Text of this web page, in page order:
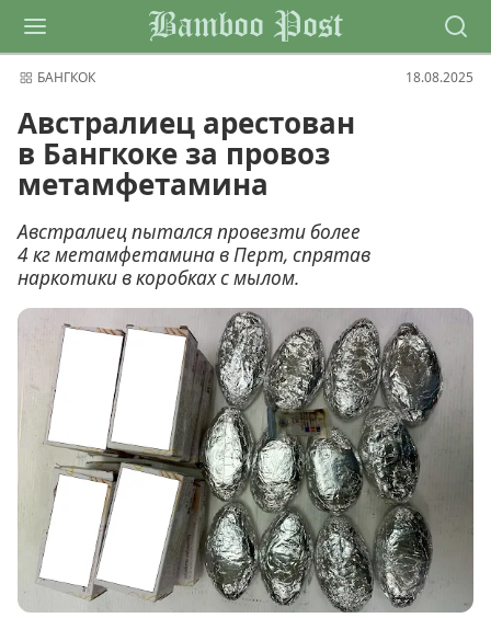
Bamboo Post
БАНГКОК 18.08.2025
Австралиец арестован
в Бангкоке за провоз
метамфетамина
Австралиец пытался провезти более
4 кг метамфетамина в Перт, спрятав
наркотики в коробках с мылом.